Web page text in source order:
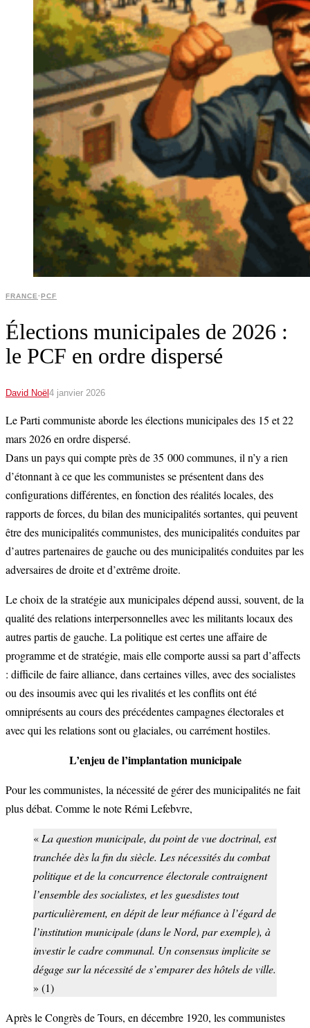
FRANCE·PCF
Élections municipales de 2026 :
le PCF en ordre dispersé
David Noël 4 janvier 2026
Le Parti communiste aborde les élections municipales des 15 et 22
mars 2026 en ordre dispersé.
Dans un pays qui compte près de 35 000 communes, il n’y a rien
d’étonnant à ce que les communistes se présentent dans des
configurations différentes, en fonction des réalités locales, des
rapports de forces, du bilan des municipalités sortantes, qui peuvent
être des municipalités communistes, des municipalités conduites par
d’autres partenaires de gauche ou des municipalités conduites par les
adversaires de droite et d’extrême droite.
Le choix de la stratégie aux municipales dépend aussi, souvent, de la
qualité des relations interpersonnelles avec les militants locaux des
autres partis de gauche. La politique est certes une affaire de
programme et de stratégie, mais elle comporte aussi sa part d’affects
: difficile de faire alliance, dans certaines villes, avec des socialistes
ou des insoumis avec qui les rivalités et les conflits ont été
omniprésents au cours des précédentes campagnes électorales et
avec qui les relations sont ou glaciales, ou carrément hostiles.
L’enjeu de l’implantation municipale
Pour les communistes, la nécessité de gérer des municipalités ne fait
plus débat. Comme le note Rémi Lefebvre,
« La question municipale, du point de vue doctrinal, est
tranchée dès la fin du siècle. Les nécessités du combat
politique et de la concurrence électorale contraignent
l’ensemble des socialistes, et les guesdistes tout
particulièrement, en dépit de leur méfiance à l’égard de
l’institution municipale (dans le Nord, par exemple), à
investir le cadre communal. Un consensus implicite se
dégage sur la nécessité de s’emparer des hôtels de ville.
» (1)
Après le Congrès de Tours, en décembre 1920, les communistes